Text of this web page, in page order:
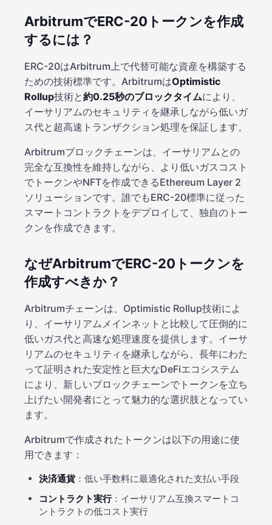
ArbitrumでERC-20トークンを作成
するには？
ERC-20はArbitrum上で代替可能な資産を構築する
ための技術標準です。ArbitrumはOptimistic
Rollup技術と約0.25秒のブロックタイムにより、
イーサリアムのセキュリティを継承しながら低いガ
ス代と超高速トランザクション処理を保証します。
Arbitrumブロックチェーンは、イーサリアムとの
完全な互換性を維持しながら、より低いガスコスト
でトークンやNFTを作成できるEthereum Layer 2
ソリューションです。誰でもERC-20標準に従った
スマートコントラクトをデプロイして、独自のトー
クンを作成できます。
なぜArbitrumでERC-20トークンを
作成すべきか？
Arbitrumチェーンは、Optimistic Rollup技術によ
り、イーサリアムメインネットと比較して圧倒的に
低いガス代と高速な処理速度を提供します。イーサ
リアムのセキュリティを継承しながら、長年にわた
って証明された安定性と巨大なDeFiエコシステム
により、新しいブロックチェーンでトークンを立ち
上げたい開発者にとって魅力的な選択肢となってい
ます。
Arbitrumで作成されたトークンは以下の用途に使
用できます：
決済通貨：低い手数料に最適化された支払い手段
コントラクト実行：イーサリアム互換スマートコ
ントラクトの低コスト実行